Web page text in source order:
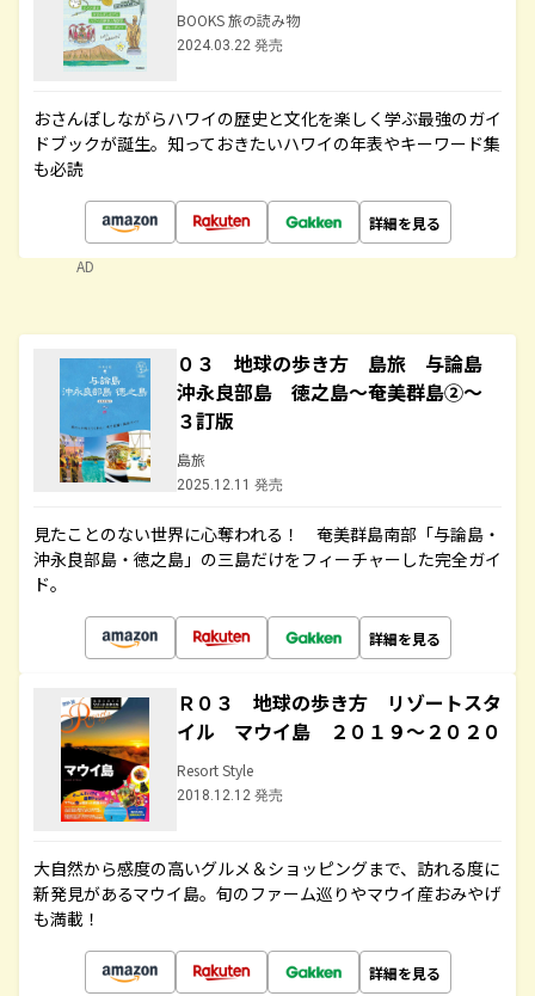
BOOKS 旅の読み物
2024.03.22 発売
おさんぽしながらハワイの歴史と文化を楽しく学ぶ最強のガイ
ドブックが誕生。知っておきたいハワイの年表やキーワード集
も必読
詳細を見る
AD
０３ 地球の歩き方 島旅 与論島
沖永良部島 徳之島～奄美群島②～
３訂版
島旅
2025.12.11 発売
見たことのない世界に心奪われる！ 奄美群島南部「与論島・
沖永良部島・徳之島」の三島だけをフィーチャーした完全ガイ
ド。
詳細を見る
Ｒ０３ 地球の歩き方 リゾートスタ
イル マウイ島 ２０１９～２０２０
Resort Style
2018.12.12 発売
大自然から感度の高いグルメ＆ショッピングまで、訪れる度に
新発見があるマウイ島。旬のファーム巡りやマウイ産おみやげ
も満載！
詳細を見る